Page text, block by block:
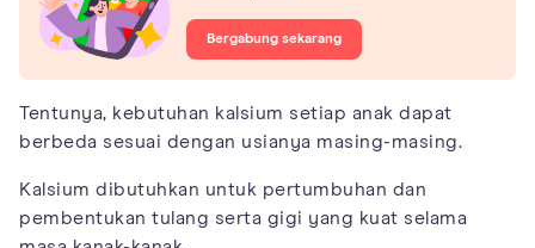
Bergabung sekarang
Tentunya, kebutuhan kalsium setiap anak dapat
berbeda sesuai dengan usianya masing-masing.
Kalsium dibutuhkan untuk pertumbuhan dan
pembentukan tulang serta gigi yang kuat selama